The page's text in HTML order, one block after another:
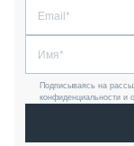
Подписываясь на
конфиденциальности и